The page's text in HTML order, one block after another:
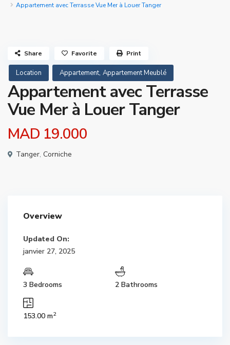
Appartement avec Terrasse Vue Mer à Louer Tanger
Location Appartement, Appartement Meublé
Appartement avec Terrasse
Vue Mer à Louer Tanger
MAD 19.000
Tanger, Corniche
Share Favorite Print
Overview
Updated On:
janvier 27, 2025
3 Bedrooms 2 Bathrooms
153.00 m2